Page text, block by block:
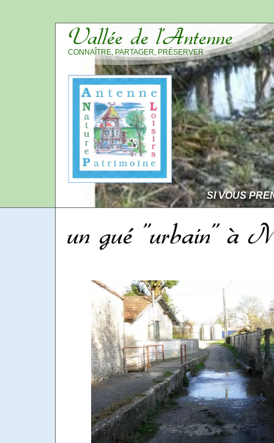
Vallée de l’Antenne
CONNAÎTRE, PARTAGER, PRÉSERVER
SI VOUS
un gué "urbain" à